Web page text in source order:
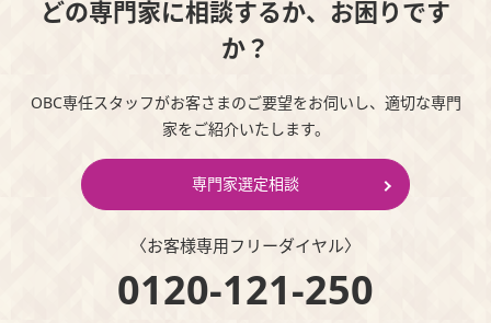
どの専門家に相談するか、お困りです
か？
OBC専任スタッフがお客さまのご要望をお伺いし、適切な専門
家をご紹介いたします。
専門家選定相談
〈お客様専⽤フリーダイヤル〉
0120-121-250